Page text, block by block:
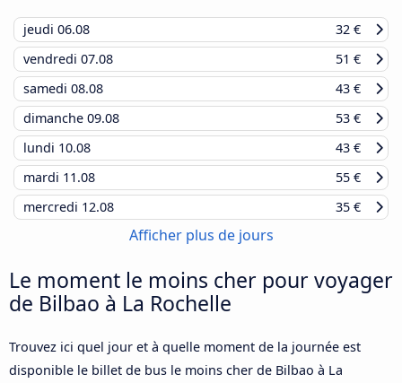
jeudi 06.08
32 €
vendredi 07.08
51 €
samedi 08.08
43 €
dimanche 09.08
53 €
lundi 10.08
43 €
mardi 11.08
55 €
mercredi 12.08 35 €
Afficher plus de jours
Le moment le moins cher pour voyager
de Bilbao à La Rochelle
Trouvez ici quel jour et à quelle moment de la journée est
disponible le billet de bus le moins cher de Bilbao à La